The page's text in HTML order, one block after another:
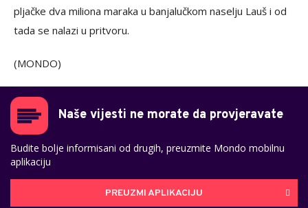
pljačke dva miliona maraka u banjalučkom naselju Lauš i od
tada se nalazi u pritvoru.
(MONDO)
Naše vijesti ne morate da provjeravate
Budite bolje informisani od drugih, preuzmite Mondo mobilnu
aplikaciju
PREUZMI APLIKACIJU